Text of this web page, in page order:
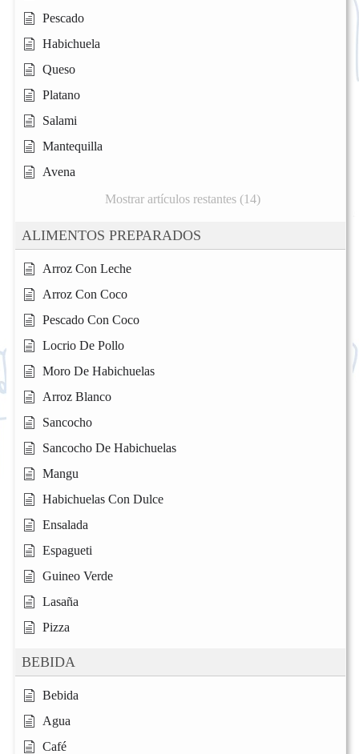
Pescado
Habichuela
Queso
Platano
Salami
Mantequilla
Avena
Mostrar artículos restantes (14)
ALIMENTOS PREPARADOS
Arroz Con Leche
Arroz Con Coco
Pescado Con Coco
Locrio De Pollo
Moro De Habichuelas
Arroz Blanco
Sancocho
Sancocho De Habichuelas
Mangu
Habichuelas Con Dulce
Ensalada
Espagueti
Guineo Verde
Lasaña
Pizza
BEBIDA
Bebida
Agua
Café